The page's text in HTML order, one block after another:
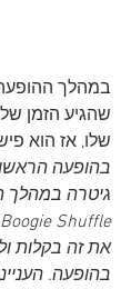
במהלך
שהגיע הזמן
שלו, אז הוא
בהופעה
גיטרה במהלך
את זה בקלות
בהופעה.